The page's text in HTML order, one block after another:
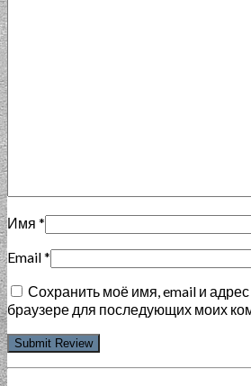
Имя *
Email*
Сохранить моё имя, email и адрес
браузере для последующих моих